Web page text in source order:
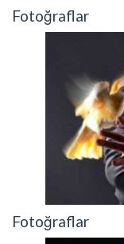
Fotoğraflar
Fotoğraflar